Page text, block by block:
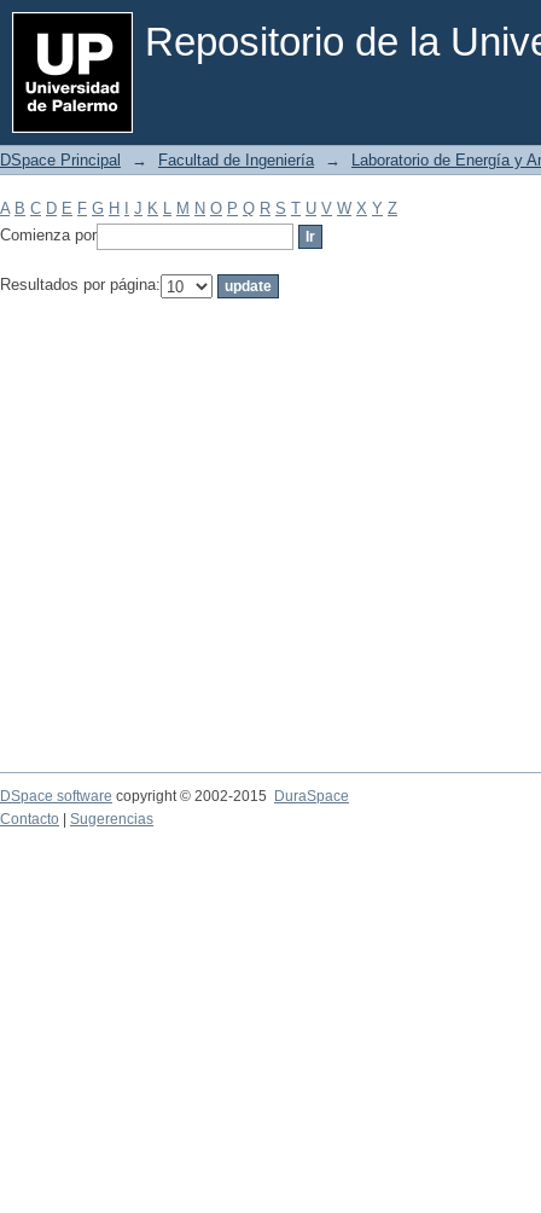
Repositorio de la
Filtrar por: Materia
DSpace Principal → Facultad de Ingeniería → Laboratorio de Energía y
A B C D E F G H J K L M N O P Q R S T U V W X Y Z
Comienza por
Resultados por página:
DSpace software copyright © 2002-2015
DuraSpace
Contacto
Sugerencias